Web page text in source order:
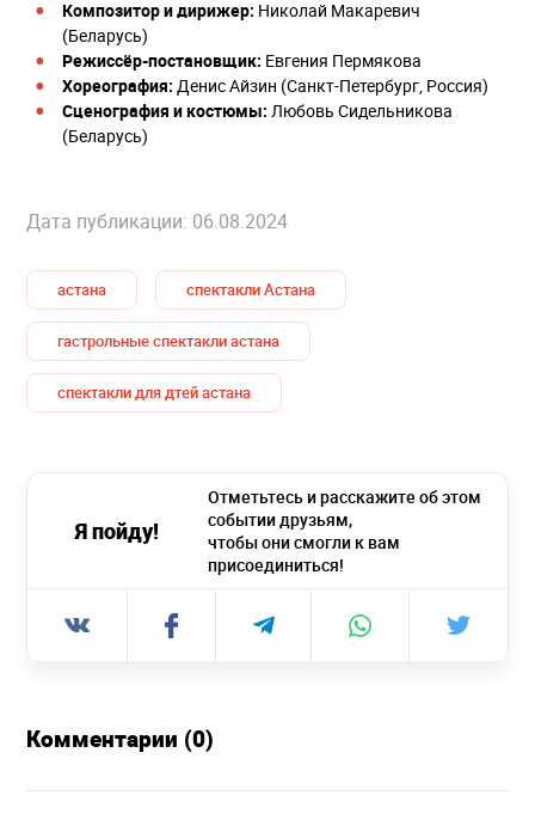
Композитор и дирижер: Николай Макаревич
(Беларусь)
Режиссёр-постановщик: Евгения Пермякова
Хореография: Денис Айзин (Санкт-Петербург, Россия)
Сценография и костюмы: Любовь Сидельникова
(Беларусь)
Дата публикации: 06.08.2024
астана спектакли Астана
гастрольные спектакли астана
спектакли для дтей астана
Я пойду!
Отметьтесь и расскажите об этом
событии друзьям,
чтобы они смогли к вам
присоединиться!
Комментарии (0)